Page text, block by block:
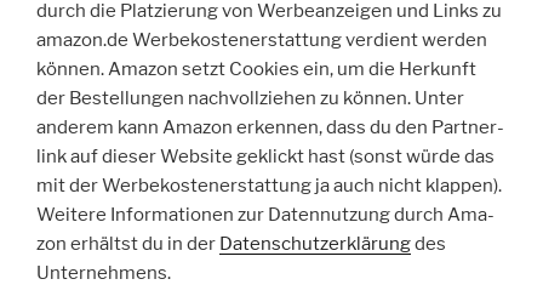
durch die Plat­zie­rung von Wer­be­an­zei­gen und Links zu
amazon.de Wer­be­kos­ten­er­stat­tung ver­dient wer­den
kön­nen. Ama­zon setzt Coo­kies ein, um die Her­kunft
der Bestel­lun­gen nach­voll­zie­hen zu kön­nen. Unter
ande­rem kann Ama­zon erken­nen, dass du den Part­ner­
link auf die­ser Web­site geklickt hast (sonst würde das
mit der Wer­be­kos­ten­er­stat­tung ja auch nicht klap­pen).
Wei­tere Infor­ma­tio­nen zur Daten­nut­zung durch Ama­
zon erhältst du in der Daten­schutz­er­klä­rungdes
Unternehmens.